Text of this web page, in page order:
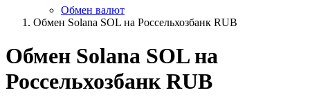
Обмен валют
Обмен Solana SOL на Россельхозбанк RUB
Обмен Solana SOL на
Россельхозбанк RUB